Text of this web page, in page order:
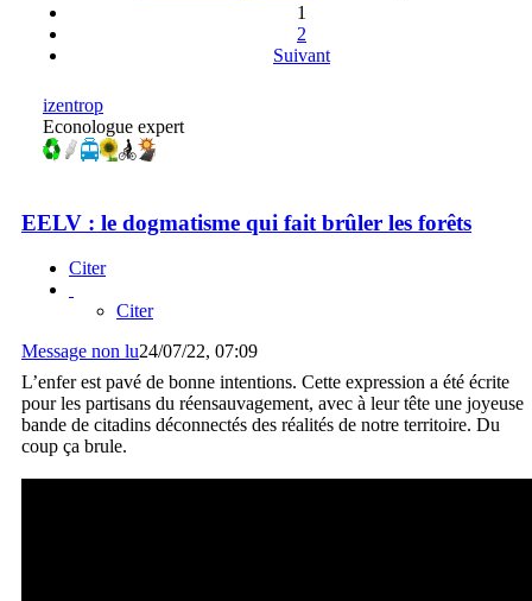
1
2
Suivant
izentrop
Econologue expert
EELV : le dogmatisme qui fait brûler les forêts
Citer
Citer
Message non lu24/07/22, 07:09
L’enfer est pavé de bonne intentions. Cette expression a été écrite
pour les partisans du réensauvagement, avec à leur tête une joyeuse
bande de citadins déconnectés des réalités de notre territoire. Du
coup ça brule.